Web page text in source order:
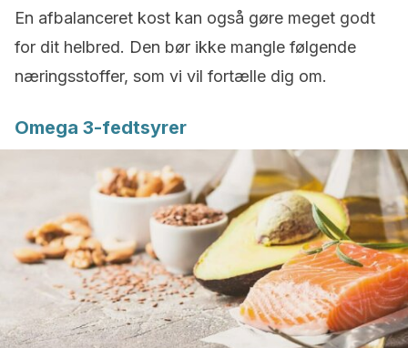
En afbalanceret kost kan også gøre meget godt
for dit helbred. Den bør ikke mangle følgende
næringsstoffer, som vi vil fortælle dig om.
Omega 3-fedtsyrer